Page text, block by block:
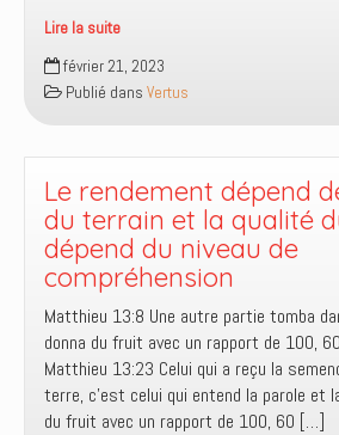
Lire la suite
On
reconnaît
un
à
son
comportement
comme
on
reconnaît
un
arbre
à
ses
fruits
février 21, 2023
Publié dans Vertus
Le rendement dépend
du terrain et la qualité
dépend du niveau de
compréhension
Matthieu 13:8 Une autre partie tomba
donna du fruit avec un rapport de 100,
Matthieu 13:23 Celui qui a reçu la
terre, c’est celui qui entend la parole et
du fruit avec un rapport de 100, 60 […]